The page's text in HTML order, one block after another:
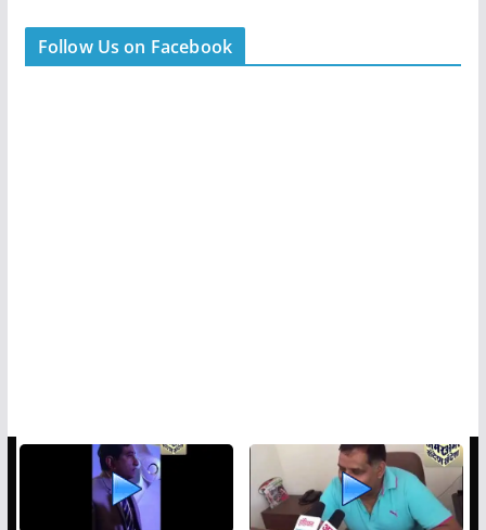
Follow Us on Facebook